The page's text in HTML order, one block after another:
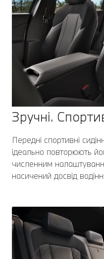
Зручні.
Передні спортивні
ідеально повторюють
численним
насичений досвід